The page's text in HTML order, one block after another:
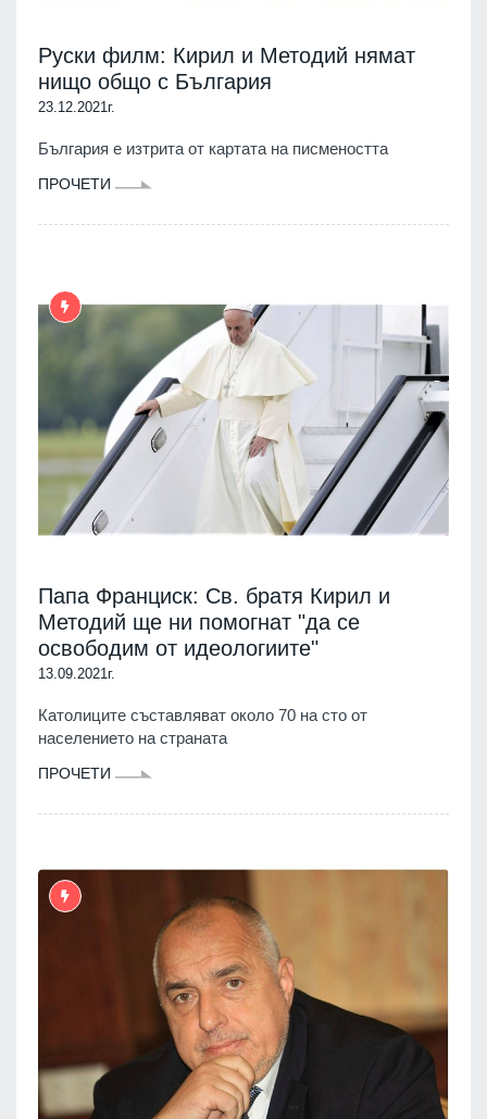
Руски филм: Кирил и Методий нямат
нищо общо с България
23.12.2021г.
България е изтрита от картата на писмеността
ПРОЧЕТИ
Папа Франциск: Св. братя Кирил и
Методий ще ни помогнат "да се
освободим от идеологиите"
13.09.2021г.
Католиците съставляват около 70 на сто от
населението на страната
ПРОЧЕТИ